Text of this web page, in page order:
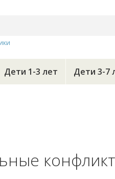
Дети 1-3 лет Дети 3-7